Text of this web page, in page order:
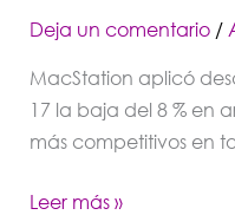
Deja un comentario /
MacStation aplicó
17 la baja del 8 % en
más competitivos en
Leer más »